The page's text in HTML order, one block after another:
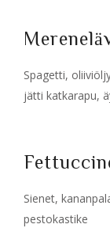
Spagetti,
jätti katkarapu,
Sienet,
pestokastike